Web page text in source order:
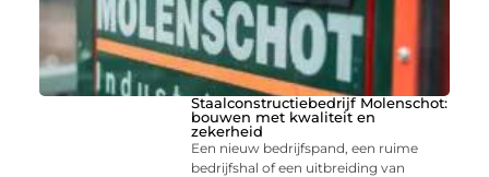
Staalconstructiebedrijf Molenschot:
bouwen met kwaliteit en
zekerheid
Een nieuw bedrijfspand, een ruime
bedrijfshal of een uitbreiding van